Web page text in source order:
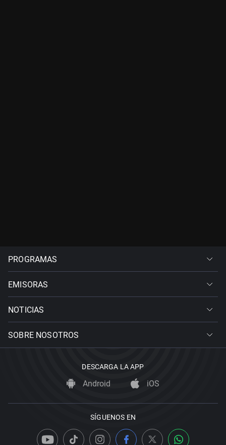
PROGRAMAS
EMISORAS
NOTICIAS
SOBRE NOSOTROS
DESCARGA LA APP
Android iOS
SÍGUENOS EN